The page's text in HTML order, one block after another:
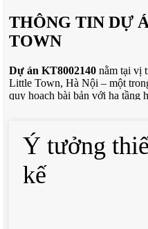
THÔNG TIN DỰ
TOWN
Dự án KT8002140 nằm tại vị
Little Town, Hà Nội – một
quy hoạch bài bản với hạ tầng
Kiến trúc sư Vũ Tiến Dương
án đã thực hiện, chuyên sâu
sâu lịch sử. Ông đã khéo léo
trúc châu Âu cổ điển vào
Ý tưởng
kế